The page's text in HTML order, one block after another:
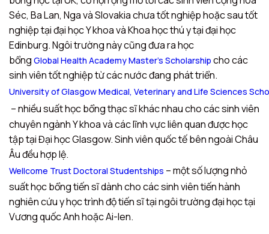
Séc, Ba Lan, Nga và Slovakia chưa tốt nghiệp hoặc sau tốt
nghiệp tại đại học Y khoa và Khoa học thú y tại đại học
Edinburg. Ngôi trường này cũng đưa ra học
bổng Global Health Academy Master’s Scholarship cho các
sinh viên tốt nghiệp từ các nước đang phát triển.
University of Glasgow Medical, Veterinary and Life Sciences
– nhiều suất học bổng thạc sĩ khác nhau cho các sinh viên
chuyên ngành Y khoa và các lĩnh vực liên quan được học
tập tại Đại học Glasgow. Sinh viên quốc tế bên ngoài Châu
Âu đều hợp lệ.
Wellcome Trust Doctoral Studentships – một số lượng nhỏ
suất học bổng tiến sĩ dành cho các sinh viên tiến hành
nghiên cứu y học trình độ tiến sĩ tại ngôi trường đại học tại
Vương quốc Anh hoặc Ai-len.